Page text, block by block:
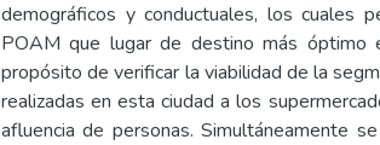
demográficos y conductuales, los cuales
POAM que lugar de destino más óptimo
propósito de verificar la viabilidad de la
realizadas en esta ciudad a los
afluencia de personas. Simultáneamente